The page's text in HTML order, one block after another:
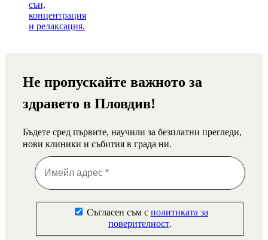
Не пропускайте важното за
здравето в Пловдив!
Бъдете сред първите, научили за безплатни прегледи,
нови клиники и събития в града ни.
Съгласен съм с политиката за
поверителност.